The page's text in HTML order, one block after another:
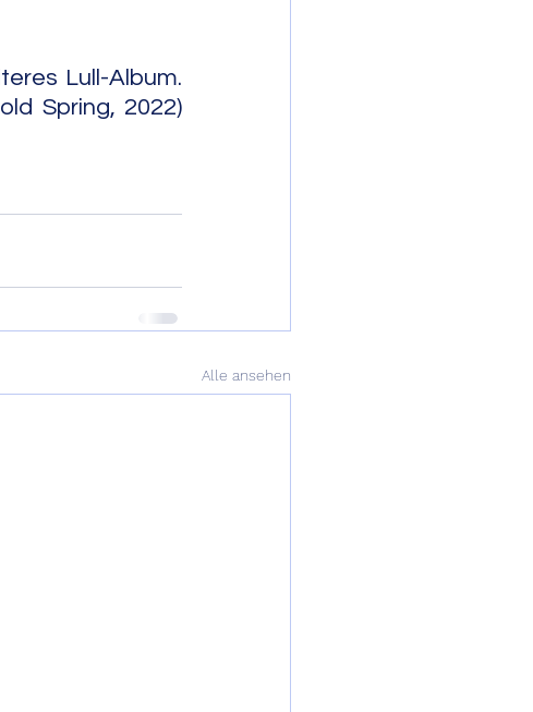
Lull-Album.
Spring, 2022)
Jahre.
Alle ansehen